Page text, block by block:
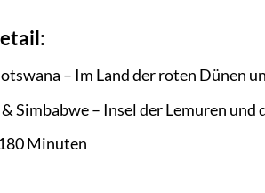
– Im Land der roten Dünen
Simbabwe – Insel der Lemuren
Minuten